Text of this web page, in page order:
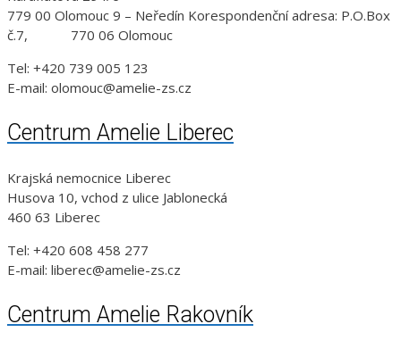
779 00 Olomouc 9 – Neředín Korespondenční adresa: P.O.Box
č.7, 770 06 Olomouc
Tel: +420 739 005 123
E-mail: olomouc@amelie-zs.cz
Centrum Amelie Liberec
Krajská nemocnice Liberec
Husova 10, vchod z ulice Jablonecká
460 63 Liberec
Tel: +420 608 458 277
E-mail: liberec@amelie-zs.cz
Centrum Amelie Rakovník